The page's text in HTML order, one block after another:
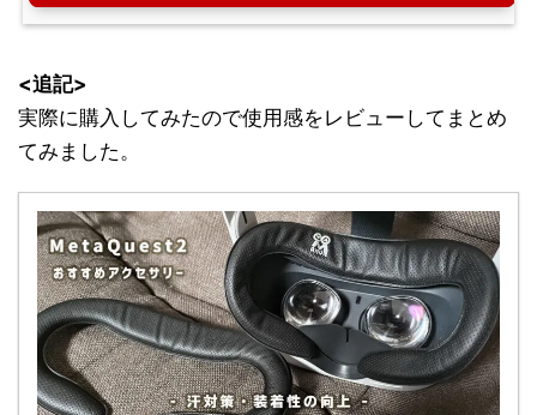
<追記>
実際に購入してみたので使用感をレビューしてまとめ
てみました。